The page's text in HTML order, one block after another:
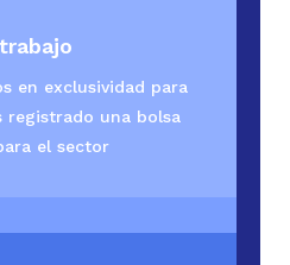
en exclusividad para
registrado una bolsa
el sector